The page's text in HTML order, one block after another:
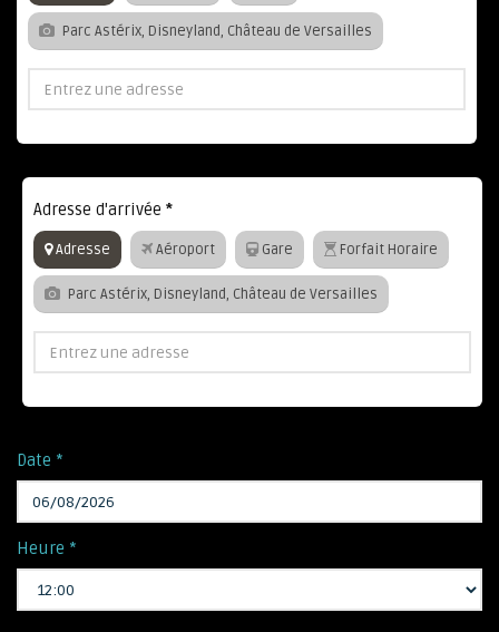
Parc Astérix, Disneyland, Château de Versailles
Adresse d'arrivée *
Adresse Aéroport Gare Forfait Horaire
Parc Astérix, Disneyland, Château de Versailles
Date *
Heure *